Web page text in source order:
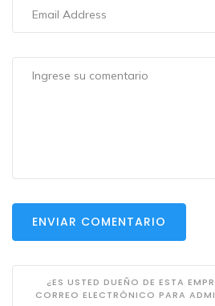
ENVIAR COMENTARIO
¿ES USTED DUEÑO DE ESTA
CORREO ELECTRÓNICO PARA